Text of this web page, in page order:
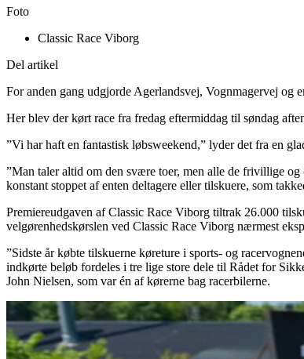
Foto
Classic Race Viborg
Del artikel
For anden gang udgjorde Agerlandsvej, Vognmagervej
Her blev der kørt race fra fredag eftermiddag til søndag
”Vi har haft en fantastisk løbsweekend,” lyder det fra en
”Man taler altid om den svære toer, men alle de frivillige
konstant stoppet af enten deltagere eller tilskuere, som
Premiereudgaven af Classic Race Viborg tiltrak 26.000
velgørenhedskørslen ved Classic Race Viborg nærmest
”Sidste år købte tilskuerne køreture i sports- og
indkørte beløb fordeles i tre lige store dele til Rådet for
John Nielsen, som var én af kørerne bag racerbilerne.